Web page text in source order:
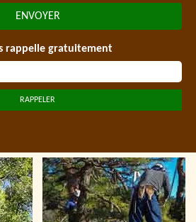
rappelle gratuitement